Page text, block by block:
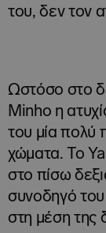
του, δεν τον
Ωστόσο στο
Minho η
του μία πολύ
χώματα. Το
στο πίσω
συνοδηγό
στη μέση της